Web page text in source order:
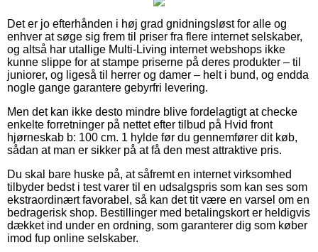
Det er jo efterhånden i høj grad gnidningsløst for alle og
enhver at søge sig frem til priser fra flere internet selskaber,
og altså har utallige Multi-Living internet webshops ikke
kunne slippe for at stampe priserne på deres produkter – til
juniorer, og ligeså til herrer og damer – helt i bund, og endda
nogle gange garantere gebyrfri levering.
Men det kan ikke desto mindre blive fordelagtigt at checke
enkelte forretninger på nettet efter tilbud på Hvid front
hjørneskab b: 100 cm. 1 hylde før du gennemfører dit køb,
sådan at man er sikker på at få den mest attraktive pris.
Du skal bare huske på, at såfremt en internet virksomhed
tilbyder bedst i test varer til en udsalgspris som kan ses som
ekstraordinært favorabel, så kan det tit være en varsel om en
bedragerisk shop. Bestillinger med betalingskort er heldigvis
dækket ind under en ordning, som garanterer dig som køber
imod fup online selskaber.